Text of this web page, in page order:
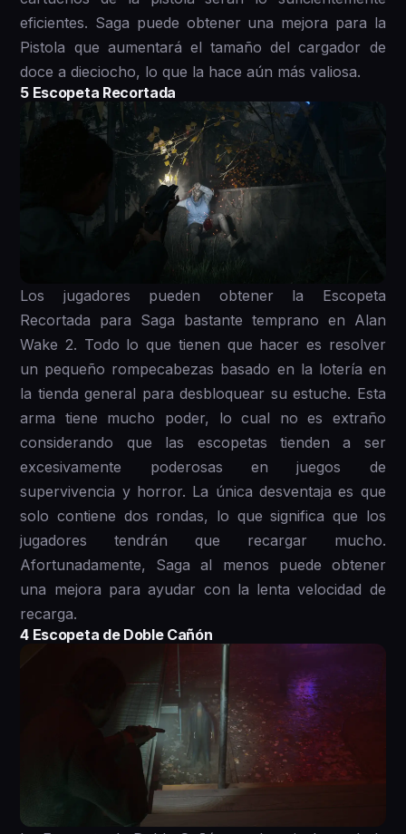
eficientes. Saga puede obtener una mejora para la
Pistola que aumentará el tamaño del cargador de
doce a dieciocho, lo que la hace aún más valiosa.
5 Escopeta Recortada
Los jugadores pueden obtener la Escopeta
Recortada para Saga bastante temprano en Alan
Wake 2. Todo lo que tienen que hacer es resolver
un pequeño rompecabezas basado en la lotería en
la tienda general para desbloquear su estuche. Esta
arma tiene mucho poder, lo cual no es extraño
considerando que las escopetas tienden a ser
excesivamente poderosas en juegos de
supervivencia y horror. La única desventaja es que
solo contiene dos rondas, lo que significa que los
jugadores tendrán que recargar mucho.
Afortunadamente, Saga al menos puede obtener
una mejora para ayudar con la lenta velocidad de
recarga.
4 Escopeta de Doble Cañón